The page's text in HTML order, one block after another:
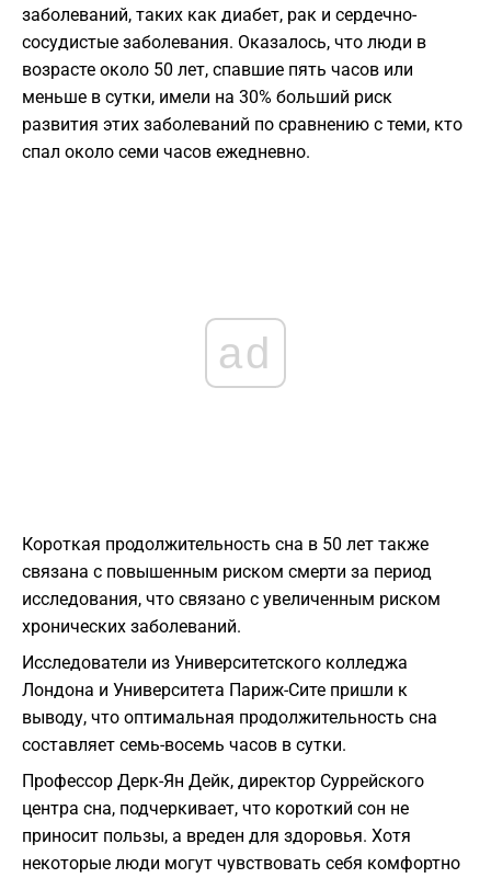
заболеваний, таких как диабет, рак и сердечно-
сосудистые заболевания. Оказалось, что люди в
возрасте около 50 лет, спавшие пять часов или
меньше в сутки, имели на 30% больший риск
развития этих заболеваний по сравнению с теми, кто
спал около семи часов ежедневно.
ad
Короткая продолжительность сна в 50 лет также
связана с повышенным риском смерти за период
исследования, что связано с увеличенным риском
хронических заболеваний.
Исследователи из Университетского колледжа
Лондона и Университета Париж-Сите пришли к
выводу, что оптимальная продолжительность сна
составляет семь-восемь часов в сутки.
Профессор Дерк-Ян Дейк, директор Суррейского
центра сна, подчеркивает, что короткий сон не
приносит пользы, а вреден для здоровья. Хотя
некоторые люди могут чувствовать себя комфортно